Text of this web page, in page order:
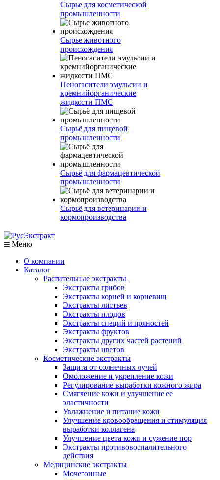
Сырье для косметической
промышленности
Сырье животного
происхождения
Пеногасители эмульсии и
кремнийорганические
жидкости ПМС
Сырьё для пищевой
промышленности
Сырьё для фармацевтической
промышленности
Сырьё для ветеринарии и
кормопроизводства
Меню
О компании
Каталог
Растительные экстракты
Экстракты грибов
Экстракты корней и корневищ
Экстракты листьев
Экстракты плодов
Экстракты специй и пряностей
Экстракты фруктов
Экстракты других частей растений
Экстракты цветов
Косметические экстракты
Защита от солнечных лучей
Омоложение и укрепление кожи
Регулирование выработки кожного жира
Смягчение кожи и улучшение ее
эластичности
Увлажнение и питание кожи
Улучшение кровообращения и стимуляция
выработки коллагена
Улучшение цвета кожи и сужение пор
Экстракты противовоспалительного
действия
Медицинские экстракты
Мочегонные